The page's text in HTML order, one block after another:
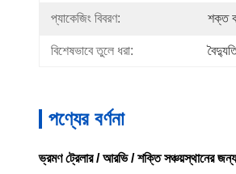
প্যাকেজিং বিবরণ: শক্ত
বিশেষভাবে তুলে ধরা:
পণ্যের বর্ণনা
ভ্রমণ ট্রেলার / আরভি / শক্তি সঞ্চয়স্থানের